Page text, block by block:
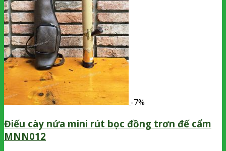
-7%
Điếu cày nứa mini rút bọc đồng trơn đế cẩm
MNN012